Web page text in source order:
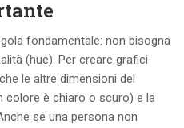
fondamentale: non bisogna
(hue). Per creare grafici
le altre dimensioni del
colore è chiaro o scuro) e la
se una persona non